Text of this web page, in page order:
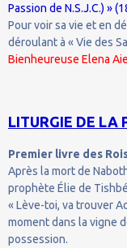
Passion de N.S.J.C.) »
Pour voir sa vie et en
déroulant à « Vie des
Bienheureuse Elena
LITURGIE DE LA
Premier livre des
Après la mort de
prophète Élie de
« Lève-toi, va trouver
moment dans la vigne
possession.